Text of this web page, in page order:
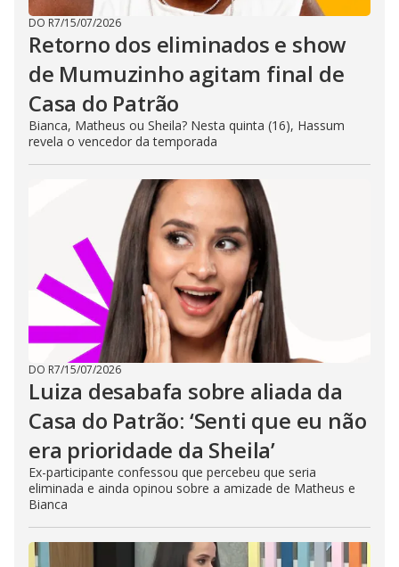
DO R7/15/07/2026
Retorno dos eliminados e show
de Mumuzinho agitam final de
Casa do Patrão
Bianca, Matheus ou Sheila? Nesta quinta (16), Hassum
revela o vencedor da temporada
DO R7/15/07/2026
Luiza desabafa sobre aliada da
Casa do Patrão: ‘Senti que eu não
era prioridade da Sheila’
Ex-participante confessou que percebeu que seria
eliminada e ainda opinou sobre a amizade de Matheus e
Bianca